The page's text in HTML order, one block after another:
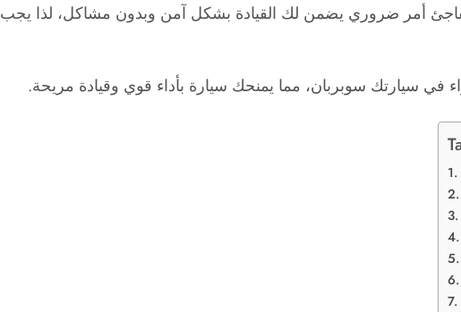
أمر ضروري يضمن لك القيادة بشكل آمن وبدون مشاكل، لذا
سيارتك سوبربان، مما يمنحك سيارة بأداء قوي وقيادة مريحة.